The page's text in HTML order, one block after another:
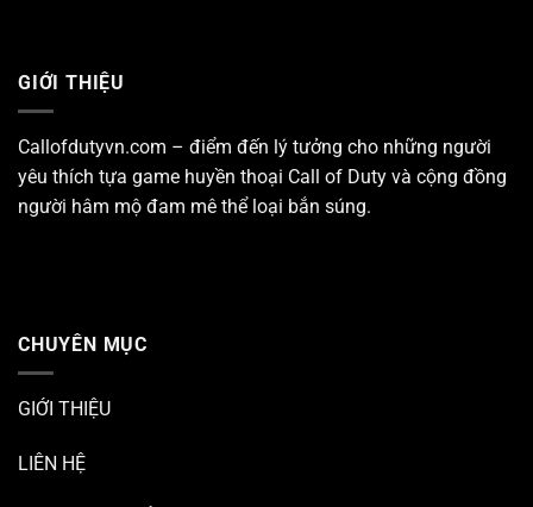
GIỚI THIỆU
Callofdutyvn.com – điểm đến lý tưởng cho những người
yêu thích tựa game huyền thoại Call of Duty và cộng đồng
người hâm mộ đam mê thể loại bắn súng.
CHUYÊN MỤC
GIỚI THIỆU
LIÊN HỆ